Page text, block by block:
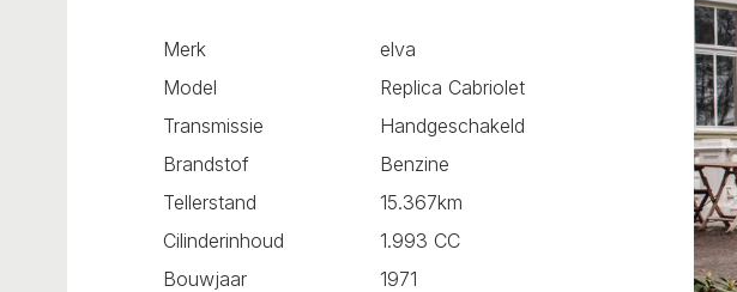
Merk
elva
Model
Replica Cabriolet
Transmissie
Handgeschakeld
Brandstof
Benzine
Tellerstand
15.367km
Cilinderinhoud
1.993 CC
Bouwjaar
1971